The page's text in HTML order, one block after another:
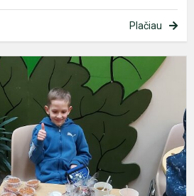
Plačiau